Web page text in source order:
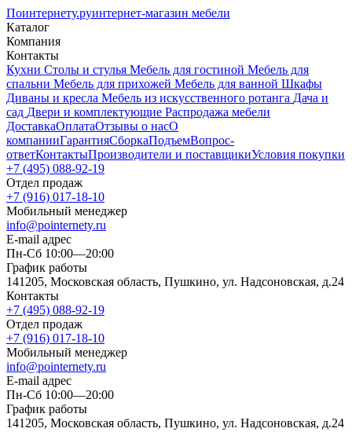
Поинтернету.руинтернет-магазин мебели
Каталог
Компания
Контакты
Кухни Столы и стулья Мебель для гостиной Мебель для
спальни Мебель для прихожей Мебель для ванной Шкафы
Диваны и кресла Мебель из искусственного ротанга Дача и
сад Двери и комплектующие Распродажа мебели
ДоставкаОплатаОтзывы о насО
компанииГарантияСборкаПодъемВопрос-
ответКонтактыПроизводители и поставщикиУсловия покупки
+7 (495) 088-92-19
Отдел продаж
+7 (916) 017-18-10
Мобильный менеджер
info@pointernety.ru
E-mail адрес
Пн-Сб 10:00—20:00
График работы
141205, Московская область, Пушкино, ул. Надсоновская, д.24
Контакты
+7 (495) 088-92-19
Отдел продаж
+7 (916) 017-18-10
Мобильный менеджер
info@pointernety.ru
E-mail адрес
Пн-Сб 10:00—20:00
График работы
141205, Московская область, Пушкино, ул. Надсоновская, д.24